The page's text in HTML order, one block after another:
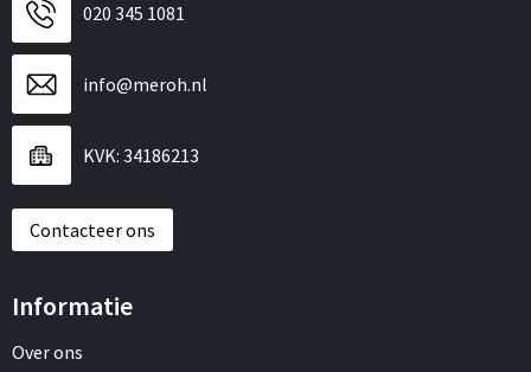
020 345 1081
info@meroh.nl
KVK: 34186213
Contacteer ons
Informatie
Over ons